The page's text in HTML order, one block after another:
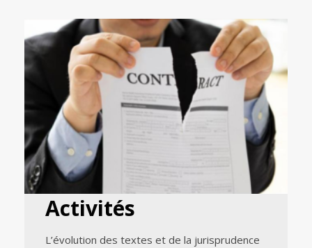
Activités
L’évolution des textes et de la jurisprudence